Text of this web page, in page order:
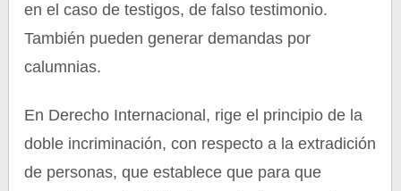
en el caso de testigos, de falso testimonio.
También pueden generar demandas por
calumnias.
En Derecho Internacional, rige el principio de la
doble incriminación, con respecto a la extradición
de personas, que establece que para que